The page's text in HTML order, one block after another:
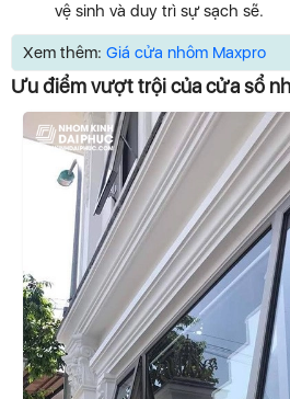
vệ sinh và duy trì sự sạch sẽ.
Xem thêm: Giá cửa nhôm Maxpro
Ưu điểm vượt trội của cửa sổ